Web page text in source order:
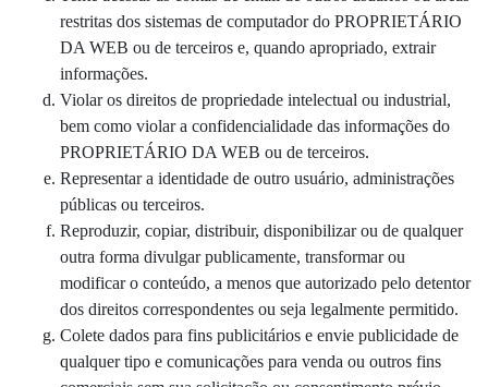
restritas dos sistemas de computador do PROPRIETÁRIO
DA WEB ou de terceiros e, quando apropriado, extrair
informações.
Violar os direitos de propriedade intelectual ou industrial,
bem como violar a confidencialidade das informações do
PROPRIETÁRIO DA WEB ou de terceiros.
Representar a identidade de outro usuário, administrações
públicas ou terceiros.
Reproduzir, copiar, distribuir, disponibilizar ou de qualquer
outra forma divulgar publicamente, transformar ou
modificar o conteúdo, a menos que autorizado pelo detentor
dos direitos correspondentes ou seja legalmente permitido.
Colete dados para fins publicitários e envie publicidade de
qualquer tipo e comunicações para venda ou outros fins